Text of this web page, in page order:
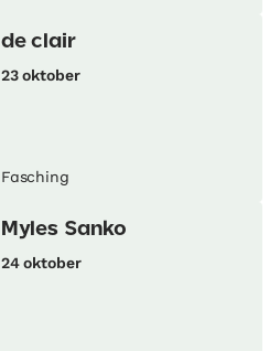
de clair
23 oktober
Fasching
Myles Sanko
24 oktober